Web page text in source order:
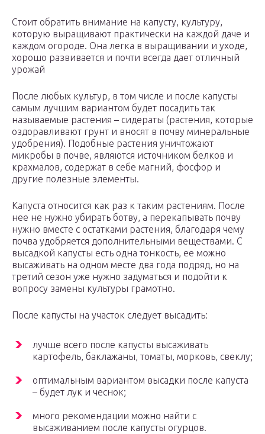
Стоит обратить внимание на капусту, культуру,
которую выращивают практически на каждой даче и
каждом огороде. Она легка в выращивании и уходе,
хорошо развивается и почти всегда дает отличный
урожай
После любых культур, в том числе и после капусты
самым лучшим вариантом будет посадить так
называемые растения – сидераты (растения, которые
оздоравливают грунт и вносят в почву минеральные
удобрения). Подобные растения уничтожают
микробы в почве, являются источником белков и
крахмалов, содержат в себе магний, фосфор и
другие полезные элементы.
Капуста относится как раз к таким растениям. После
нее не нужно убирать ботву, а перекапывать почву
нужно вместе с остатками растения, благодаря чему
почва удобряется дополнительными веществами. С
высадкой капусты есть одна тонкость, ее можно
высаживать на одном месте два года подряд, но на
третий сезон уже нужно задуматься и подойти к
вопросу замены культуры грамотно.
После капусты на участок следует высадить:
лучше всего после капусты высаживать
картофель, баклажаны, томаты, морковь, свеклу;
оптимальным вариантом высадки после капуста
– будет лук и чеснок;
много рекомендации можно найти с
высаживанием после капусты огурцов.